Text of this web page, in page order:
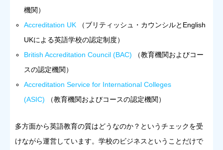
機関）
Accreditation UK
（ブリティッシュ・カウンシルとEnglish
UKによる英語学校の認定制度）
British Accreditation Council (BAC)
（教育機関およびコー
スの認定機関）
Accreditation Service for International Colleges
(ASIC)
（教育機関およびコースの認定機関）
多方面から英語教育の質はどうなのか？というチェックを受
けながら運営しています。学校のビジネスということだけで